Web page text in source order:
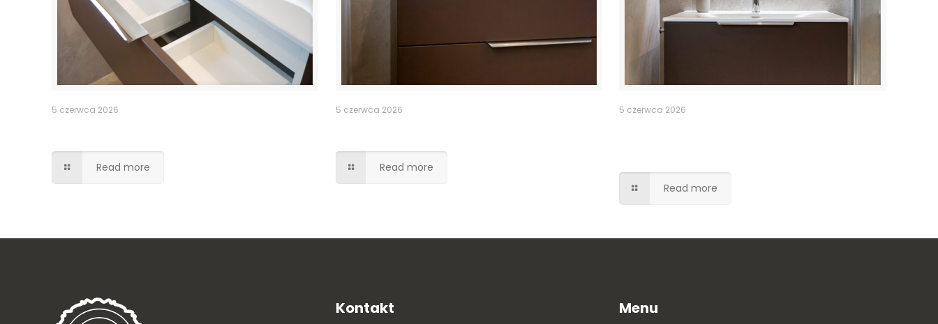
5 czerwca 2026
Read more
5 czerwca 2026
Read more
5 czerwca 2026
Read more
Kontakt Menu